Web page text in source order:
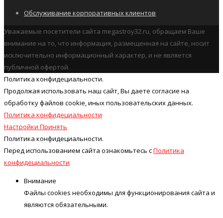
Обслуживание корпоративных клиентов
Уважаемые посетители сайта megastroy32.ru, обращаем Ваше
внимание на то, что информация, размещенная на сайте, носит
исключительно информационный характер, и не является
публичной офертой.
Политика конфидециальности.
Продолжая использовать наш cайт, Вы даете согласие на
обработку файлов cookie, иных пользовательских данных.
Политика конфидециальности
Настройки Принять
Политика конфидециальности.
Перед использованием сайта ознакомьтесь сПолитика
конфидециальности
Внимание
Файлы cookies необходимы для функционирования сайта и
являются обязательными.